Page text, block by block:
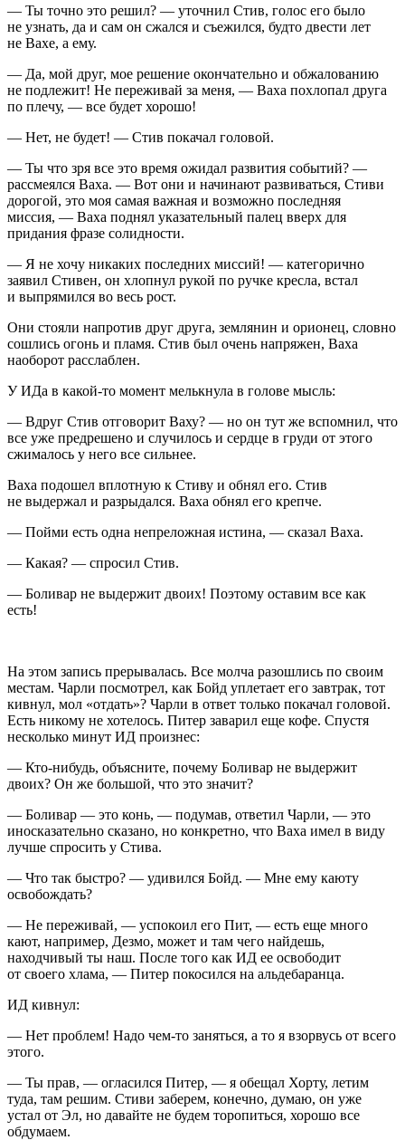
— Ты точно это решил? — уточнил Стив, голос его было
не узнать, да и сам он сжался и съежился, будто двести лет
не Вахе, а ему.
— Да, мой друг, мое решение окончательно и обжалованию
не подлежит! Не переживай за меня, — Ваха похлопал друга
по плечу, — все будет хорошо!
— Нет, не будет! — Стив покачал головой.
— Ты что зря все это время ожидал развития событий? —
рассмеялся Ваха. — Вот они и начинают развиваться, Стиви
дорогой, это моя самая важная и возможно последняя
миссия, — Ваха поднял указательный палец вверх для
придания фразе солидности.
— Я не хочу никаких последних миссий! — категорично
заявил Стивен, он хлопнул рукой по ручке кресла, встал
и выпрямился во весь рост.
Они стояли напротив друг друга, землянин и орионец, словно
сошлись огонь и пламя. Стив был очень напряжен, Ваха
наоборот расслаблен.
У ИДа в какой-то момент мелькнула в голове мысль:
— Вдруг Стив отговорит Ваху? — но он тут же вспомнил, что
все уже предрешено и случилось и сердце в груди от этого
сжималось у него все сильнее.
Ваха подошел вплотную к Стиву и обнял его. Стив
не выдержал и разрыдался. Ваха обнял его крепче.
— Пойми есть одна непреложная истина, — сказал Ваха.
— Какая? — спросил Стив.
— Боливар не выдержит двоих! Поэтому оставим все как
есть!
На этом запись прерывалась. Все молча разошлись по своим
местам. Чарли посмотрел, как Бойд уплетает его завтрак, тот
кивнул, мол «отдать»? Чарли в ответ только покачал головой.
Есть никому не хотелось. Питер заварил еще кофе. Спустя
несколько минут ИД произнес:
— Кто-нибудь, объясните, почему Боливар не выдержит
двоих? Он же большой, что это значит?
— Боливар — это конь, — подумав, ответил Чарли, — это
иносказательно сказано, но конкретно, что Ваха имел в виду
лучше спросить у Стива.
— Что так быстро? — удивился Бойд. — Мне ему каюту
освобождать?
— Не переживай, — успокоил его Пит, — есть еще много
кают, например, Дезмо, может и там чего найдешь,
находчивый ты наш. После того как ИД ее освободит
от своего хлама, — Питер покосился на альдебаранца.
ИД кивнул:
— Нет проблем! Надо чем-то заняться, а то я взорвусь от всего
этого.
— Ты прав, — огласился Питер, — я обещал Хорту, летим
туда, там решим. Стиви заберем, конечно, думаю, он уже
устал от Эл, но давайте не будем торопиться, хорошо все
обдумаем.